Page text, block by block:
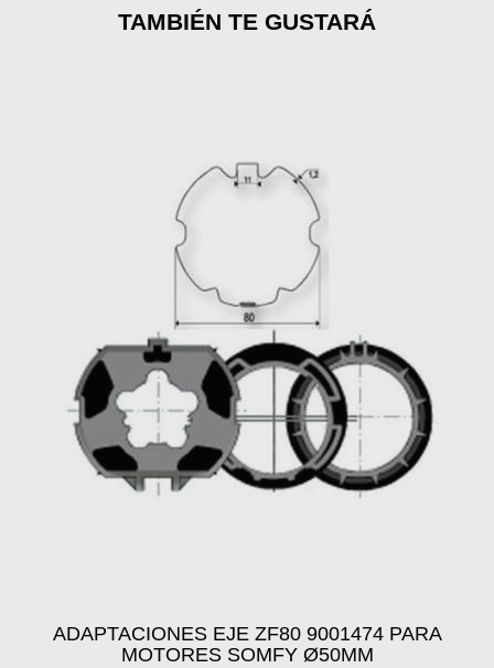
TAMBIÉN TE GUSTARÁ
ADAPTACIONES EJE ZF80 9001474 PARA
MOTORES SOMFY Ø50MM